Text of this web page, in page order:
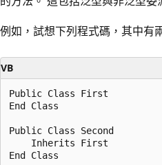
例如，試想下列程式碼，其中有
VB
Public Class First
End Class
Public Class Second
    Inherits First
End Class